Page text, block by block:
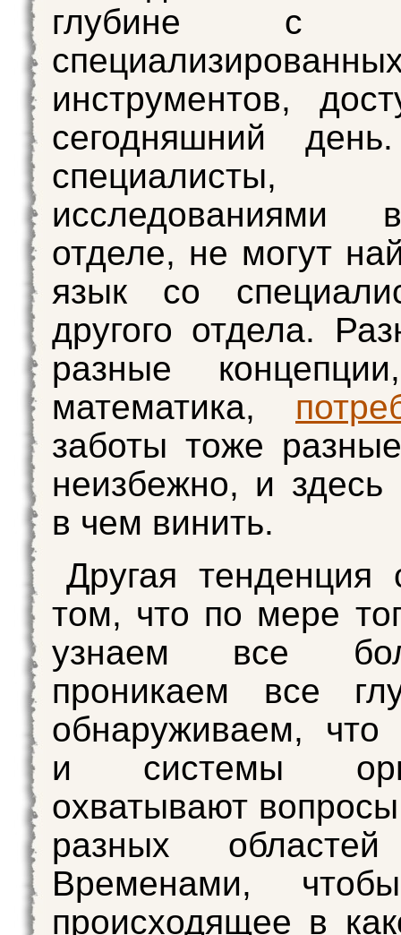
глубине с
инструментов,
сегодняшний
специалисты,
отделе, не могут
язык со
другого отдела.
разные
математика,
заботы тоже
неизбежно, и здесь
в чем винить.
Другая тенденция
том, что по мере
узнаем все
проникаем все
обнаруживаем, что
и системы
охватывают
разных
Временами,
происходящее в